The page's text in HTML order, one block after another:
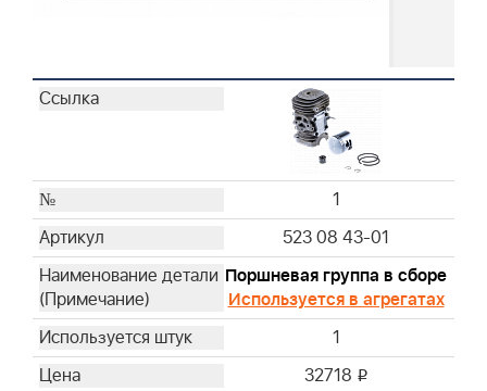
1
523 08 43-01
Поршневая группа в сборе
Используется в агрегатах
1
32718 i